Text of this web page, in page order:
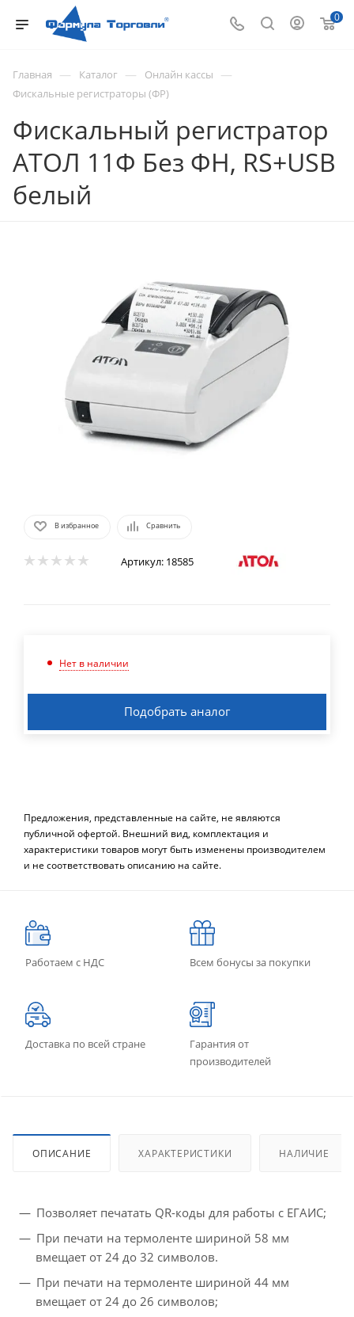
0
Главная — Каталог — Онлайн кассы —
Фискальные регистраторы (ФР)
Фискальный регистратор
АТОЛ 11Ф Без ФН, RS+USB
белый
В избранное Сравнить
Артикул: 18585
Нет в наличии
Подобрать аналог
Предложения, представленные на сайте, не являются
публичной офертой. Внешний вид, комплектация и
характеристики товаров могут быть изменены производителем
и не соответствовать описанию на сайте.
Работаем с НДС Всем бонусы за покупки
Доставка по всей стране
Гарантия от
производителей
ОПИСАНИЕ ХАРАКТЕРИСТИКИ НАЛИЧИЕ
Позволяет печатать QR-коды для работы с ЕГАИС;
При печати на термоленте шириной 58 мм
вмещает от 24 до 32 символов.
При печати на термоленте шириной 44 мм
вмещает от 24 до 26 символов;